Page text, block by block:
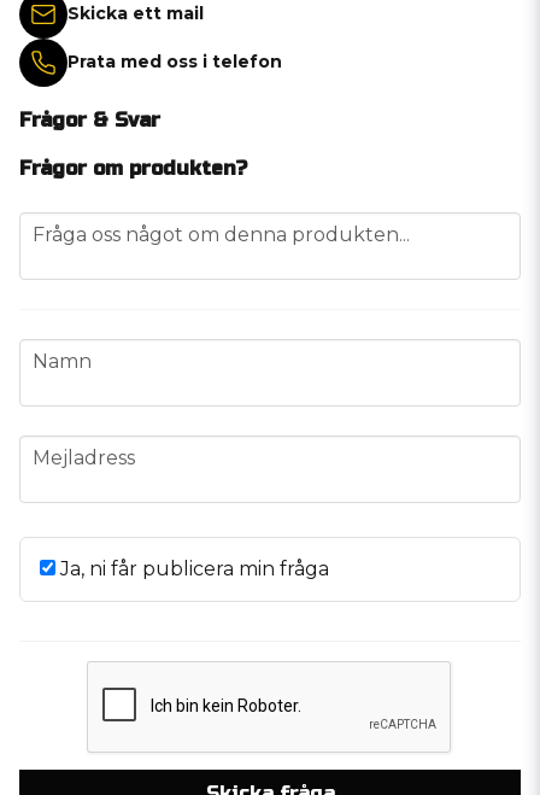
Skicka ett mail
Prata med oss i telefon
Frågor & Svar
Frågor om produkten?
question
Fråga oss något om denna produkten...
name
Namn
email
Mejladress
Ja, ni får publicera min fråga